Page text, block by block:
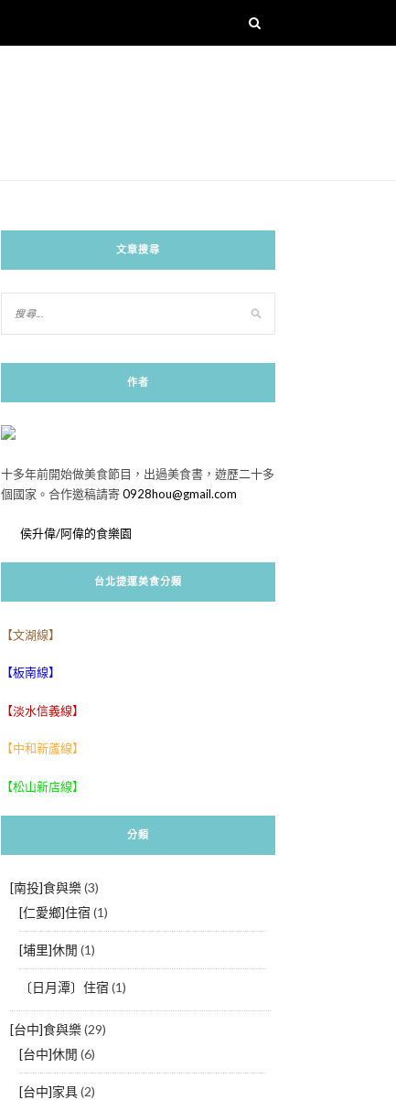
文章搜尋
作者
十多年前開始做美食節目，出過美食書，遊歷二十多
個國家。合作邀稿請寄0928hou@gmail.com
侯升偉/阿偉的食樂園
台北捷運美食分類
【文湖線】
【板南線】
【淡水信義線】
【中和新蘆線】
【松山新店線】
分類
[南投]食與樂(3)
[仁愛鄉]住宿 (1)
[埔里]休閒 (1)
〔日月潭〕住宿 (1)
[台中]食與樂(29)
[台中]休閒 (6)
[台中]家具(2)